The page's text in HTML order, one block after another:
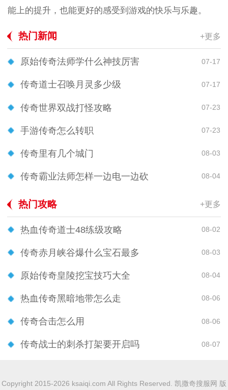
能上的提升，也能更好的感受到游戏的快乐与乐趣。
热门新闻 +更多
原始传奇法师学什么神技厉害 07-17
传奇道士召唤月灵多少级 07-17
传奇世界双战打怪攻略 07-23
手游传奇怎么转职 07-23
传奇里有几个城门 08-03
传奇霸业法师怎样一边电一边砍 08-04
热门攻略 +更多
热血传奇道士48练级攻略 08-02
传奇赤月峡谷爆什么宝石最多 08-03
原始传奇皇陵挖宝技巧大全 08-04
热血传奇黑暗地带怎么走 08-06
传奇合击怎么用 08-06
传奇战士的刺杀打架要开启吗 08-07
Copyright 2015-2026 ksaiqi.com All Rights Reserved. 凯撒奇搜服网 版